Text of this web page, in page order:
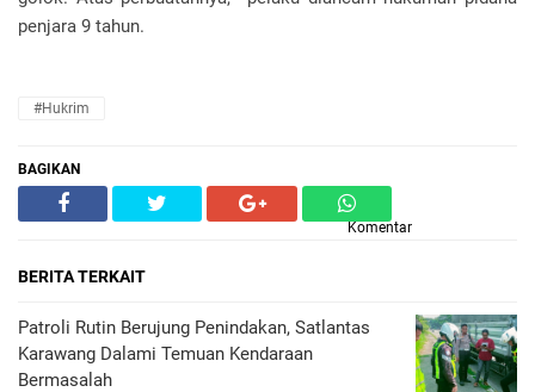
penjara 9 tahun.
#hukrim
BAGIKAN
Komentar
BERITA TERKAIT
Patroli Rutin Berujung Penindakan, Satlantas
Karawang Dalami Temuan Kendaraan
Bermasalah